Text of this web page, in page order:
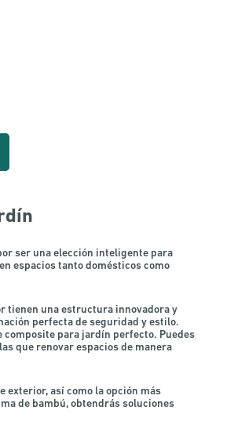
ser una elección inteligente para
espacios tanto domésticos como
tienen una estructura innovadora y
perfecta de seguridad y estilo.
composite para jardín perfecto. Puedes
que renovar espacios de manera
exterior, así como la opción más
de bambú,obtendrás soluciones